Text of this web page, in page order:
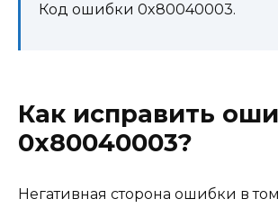
Код ошибки 0x80040003.
Как исправить
0x80040003?
Негативная сторона ошибки в